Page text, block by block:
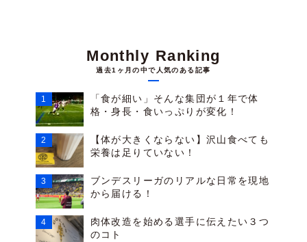
Monthly Ranking
過去1ヶ月の中で人気のある記事
「食が細い」そんな集団が１年で体
格・身長・食いっぷりが変化！
【体が大きくならない】沢山食べても
栄養は足りていない！
ブンデスリーガのリアルな日常を現地
から届ける！
肉体改造を始める選手に伝えたい３つ
のコト